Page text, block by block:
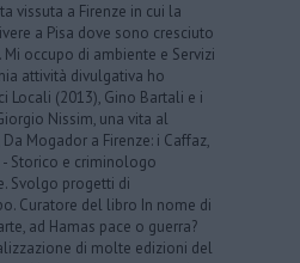
vissuta a Firenze in cui la
a Pisa dove sono cresciuto
Mi occupo di ambiente e Servizi
attività divulgativa ho
Locali (2013), Gino Bartali e i
Nissim, una vita al
Mogador a Firenze: i Caffaz,
- Storico e criminologo
Svolgo progetti di
Curatore del libro In nome di
ad Hamas pace o guerra?
di molte edizioni del